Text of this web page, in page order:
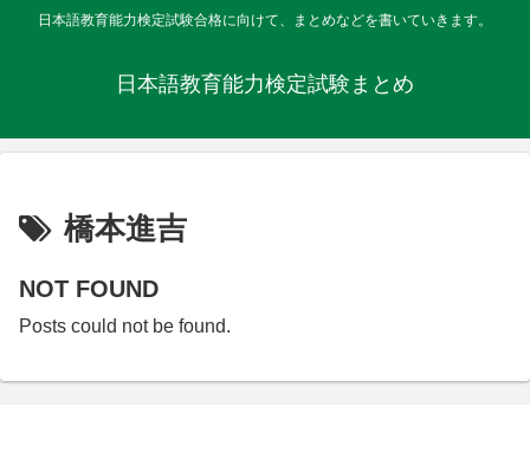
日本語教育能力検定試験合格に向けて、まとめなどを書いていきます。
日本語教育能力検定試験まとめ
橋本進吉
NOT FOUND
Posts could not be found.